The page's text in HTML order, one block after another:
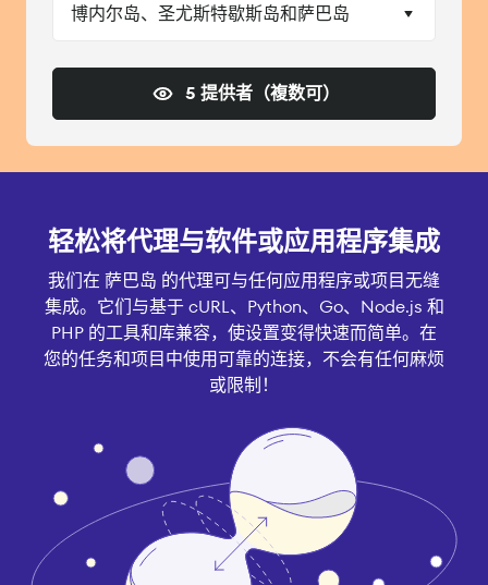
博内尔岛、圣尤斯特歇斯岛和萨巴岛
5 提供者（複数可）
轻松将代理与软件或应用程序集成
我们在 萨巴岛 的代理可与任何应用程序或项目无缝
集成。它们与基于 cURL、Python、Go、Node.js 和
PHP 的工具和库兼容，使设置变得快速而简单。在
您的任务和项目中使用可靠的连接，不会有任何麻烦
或限制！